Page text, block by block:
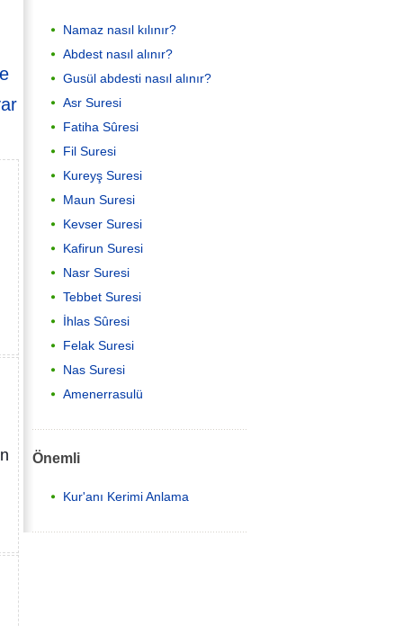
Namaz nasıl kılınır?
Abdest nasıl alınır?
Gusül abdesti nasıl alınır?
Asr Suresi
Fatiha Sûresi
Fil Suresi
Kureyş Suresi
Maun Suresi
Kevser Suresi
Kafirun Suresi
Nasr Suresi
Tebbet Suresi
İhlas Sûresi
Felak Suresi
Nas Suresi
Amenerrasulü
Önemli
Kur'anı Kerimi Anlama